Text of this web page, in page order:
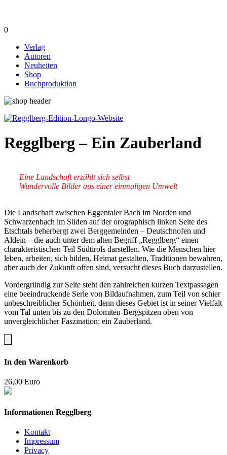
0
Verlag
Autoren
Neuheiten
Shop
Buchproduktion
Regglberg – Ein Zauberland
Eine Landschaft erzählt sich selbst
Wundervolle Bilder aus einer einmaligen Umwelt
Die Landschaft zwischen Eggentaler Bach im Norden und
Schwarzenbach im Süden auf der orographisch linken Seite des
Etschtals beherbergt zwei Berggemeinden – Deutschnofen und
Aldein – die auch unter dem alten Begriff „Regglberg“ einen
charakteristischen Teil Südtirols darstellen. Wie die Menschen hier
leben, arbeiten, sich bilden, Heimat gestalten, Traditionen bewahren,
aber auch der Zukunft offen sind, versucht dieses Buch darzustellen.
Vordergründig zur Seite steht den zahlreichen kurzen Textpassagen
eine beeindruckende Serie von Bildaufnahmen, zum Teil von schier
unbeschreiblicher Schönheit, denn dieses Gebiet ist in seiner Vielfalt
vom Tal unten bis zu den Dolomiten-Bergspitzen oben von
unvergleichlicher Faszination: ein Zauberland.
In den Warenkorb
26,00 Euro
Informationen Regglberg
Kontakt
Impressum
Privacy